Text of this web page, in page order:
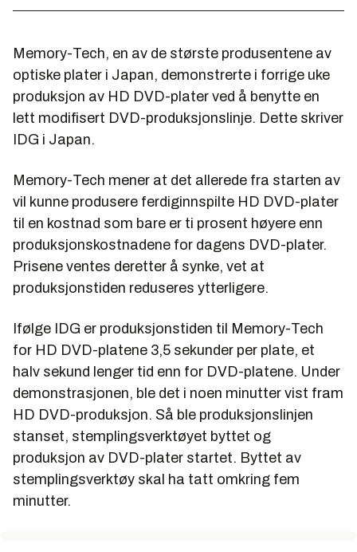
Memory-Tech, en av de største produsentene av
optiske plater i Japan, demonstrerte i forrige uke
produksjon av HD DVD-plater ved å benytte en
lett modifisert DVD-produksjonslinje. Dette skriver
IDG i Japan.
Memory-Tech mener at det allerede fra starten av
vil kunne produsere ferdiginnspilte HD DVD-plater
til en kostnad som bare er ti prosent høyere enn
produksjonskostnadene for dagens DVD-plater.
Prisene ventes deretter å synke, vet at
produksjonstiden reduseres ytterligere.
Ifølge IDG er produksjonstiden til Memory-Tech
for HD DVD-platene 3,5 sekunder per plate, et
halv sekund lenger tid enn for DVD-platene. Under
demonstrasjonen, ble det i noen minutter vist fram
HD DVD-produksjon. Så ble produksjonslinjen
stanset, stemplingsverktøyet byttet og
produksjon av DVD-plater startet. Byttet av
stemplingsverktøy skal ha tatt omkring fem
minutter.